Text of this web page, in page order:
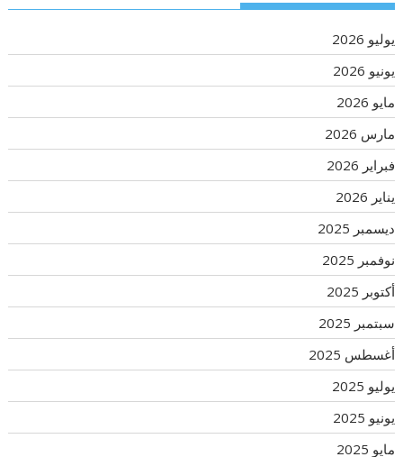
يوليو 2026
يونيو 2026
مايو 2026
مارس 2026
فبراير 2026
يناير 2026
ديسمبر 2025
نوفمبر 2025
أكتوبر 2025
سبتمبر 2025
أغسطس 2025
يوليو 2025
يونيو 2025
مايو 2025